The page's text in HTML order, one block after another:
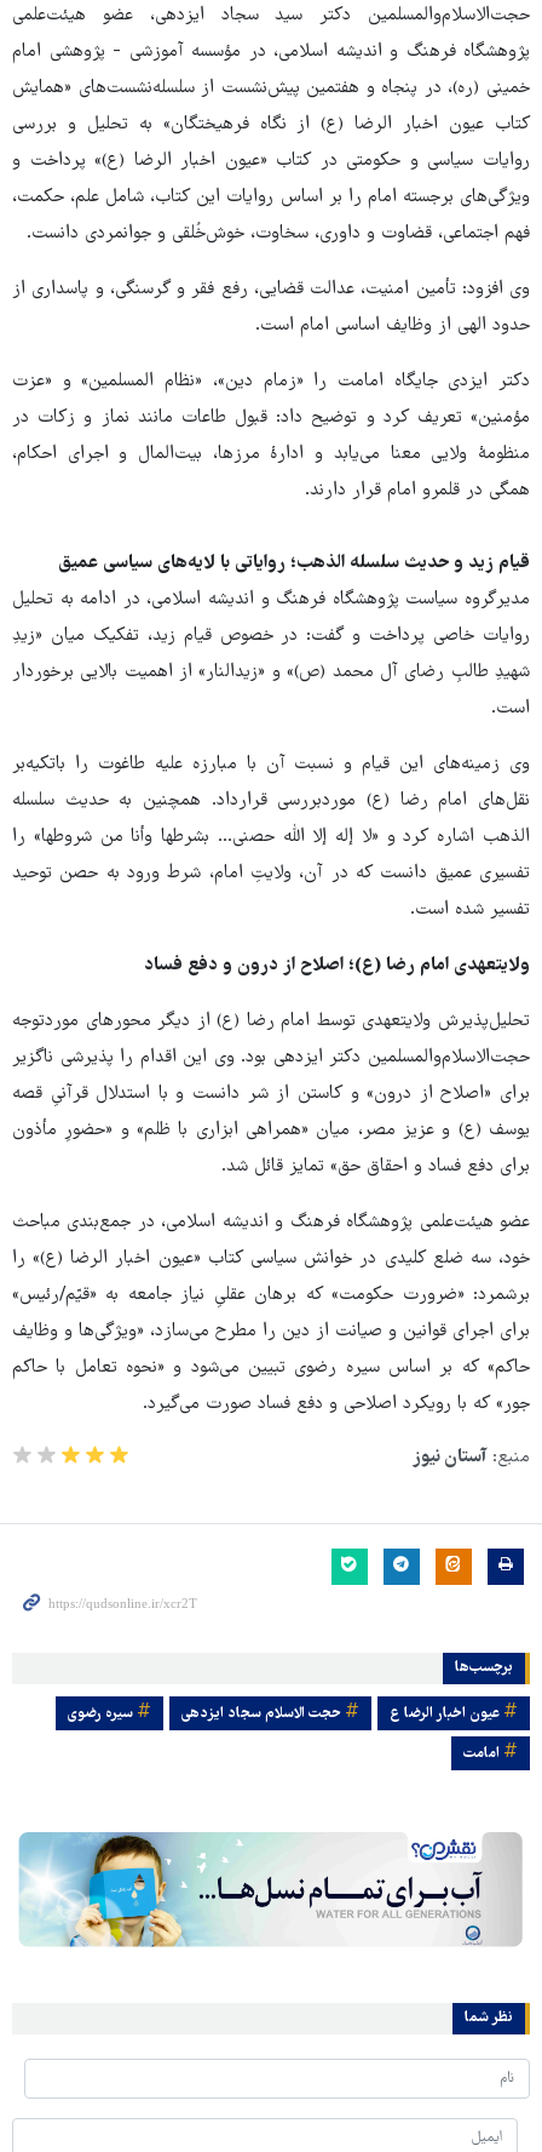
حجت‌الاسلام‌والمسلمین دکتر سید سجاد ایزدهی، عضو هیئت‌علمی
پژوهشگاه فرهنگ و اندیشه اسلامی، در مؤسسه آموزشی - پژوهشی امام
خمینی (ره)، در پنجاه و هفتمین پیش‌نشست از سلسله‌نشست‌های «همایش
کتاب عیون اخبار الرضا (ع) از نگاه فرهیختگان» به تحلیل و بررسی
روایات سیاسی و حکومتی در کتاب «عیون اخبار الرضا (ع)» پرداخت و
ویژگی‌های برجسته امام را بر اساس روایات این کتاب، شامل علم، حکمت،
فهم اجتماعی، قضاوت و داوری، سخاوت، خوش‌خُلقی و جوانمردی دانست.
وی افزود: تأمین امنیت، عدالت قضایی، رفع فقر و گرسنگی، و پاسداری از
حدود الهی از وظایف اساسی امام است.
دکتر ایزدی جایگاه امامت را «زمام دین»، «نظام المسلمین» و «عزت
مؤمنین» تعریف کرد و توضیح داد: قبول طاعات مانند نماز و زکات در
منظومهٔ ولایی معنا می‌یابد و ادارهٔ مرزها، بیت‌المال و اجرای احکام،
همگی در قلمرو امام قرار دارند.
قیام زید و حدیث سلسله الذهب؛ روایاتی با لایه‌های سیاسی عمیق
مدیرگروه سیاست پژوهشگاه فرهنگ و اندیشه اسلامی، در ادامه به تحلیل
روایات خاصی پرداخت و گفت: در خصوص قیام زید، تفکیک میان «زیدِ
شهیدِ طالبِ رضای آل محمد (ص)» و «زیدالنار» از اهمیت بالایی برخوردار
است.
وی زمینه‌های این قیام و نسبت آن با مبارزه علیه طاغوت را باتکیه‌بر
نقل‌های امام رضا (ع) موردبررسی قرارداد. همچنین به حدیث سلسله
الذهب اشاره کرد و «لا إله إلا الله حصنی… بشرطها وأنا من شروطها» را
تفسیری عمیق دانست که در آن، ولایتِ امام، شرط ورود به حصن توحید
تفسیر شده است.
ولایتعهدی امام رضا (ع)؛ اصلاح از درون و دفع فساد
تحلیل‌پذیرش ولایتعهدی توسط امام رضا (ع) از دیگر محورهای موردتوجه
حجت‌الاسلام‌والمسلمین دکتر ایزدهی بود. وی این اقدام را پذیرشی ناگزیر
برای «اصلاح از درون» و کاستن از شر دانست و با استدلال قرآنیِ قصه
یوسف (ع) و عزیز مصر، میان «همراهی ابزاری با ظلم» و «حضورِ مأذون
برای دفع فساد و احقاق حق» تمایز قائل شد.
عضو هیئت‌علمی پژوهشگاه فرهنگ و اندیشه اسلامی، در جمع‌بندی مباحث
خود، سه ضلع کلیدی در خوانش سیاسی کتاب «عیون اخبار الرضا (ع)» را
برشمرد: «ضرورت حکومت» که برهان عقلیِ نیاز جامعه به «قیّم/رئیس»
برای اجرای قوانین و صیانت از دین را مطرح می‌سازد، «ویژگی‌ها و وظایف
حاکم» که بر اساس سیره رضوی تبیین می‌شود و «نحوه تعامل با حاکم
جور» که با رویکرد اصلاحی و دفع فساد صورت می‌گیرد.
منبع: آستان نیوز
برچسب‌ها
عیون اخبار الرضا ع حجت الاسلام سجاد ایزدهی
سیره رضوی
امامت
نظر شما